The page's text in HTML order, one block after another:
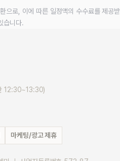
으로, 이에 따른 일정액의 수수료를 제공받
습니다.
12:30~13:30)
마케팅/광고 제휴